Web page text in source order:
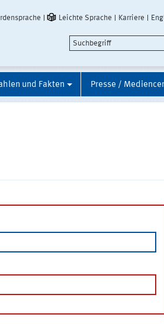
Leichte Sprache Karriere
und Fakten Presse /